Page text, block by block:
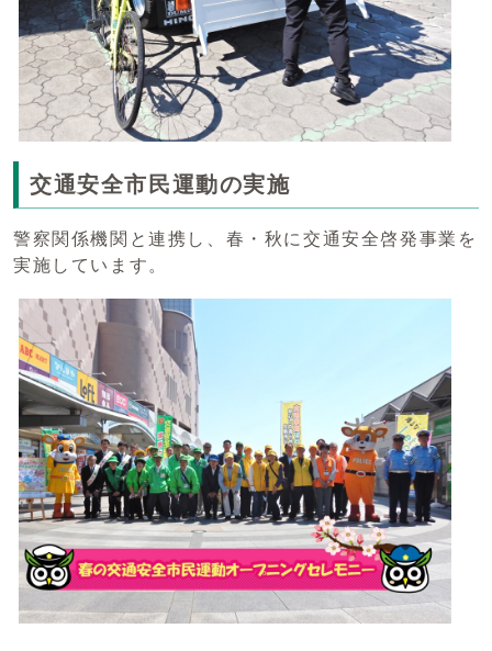
交通安全市民運動の実施
警察関係機関と連携し、春・秋に交通安全啓発事業を
実施しています。